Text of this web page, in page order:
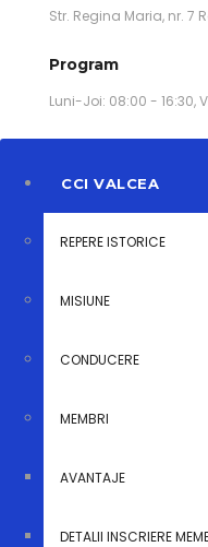
Str. Regina Maria, nr. 7
Program
Luni-Joi: 08:00 - 16:30,
CCI VALCEA
REPERE ISTORICE
MISIUNE
CONDUCERE
MEMBRI
AVANTAJE
DETALII INSCRIERE
cursul